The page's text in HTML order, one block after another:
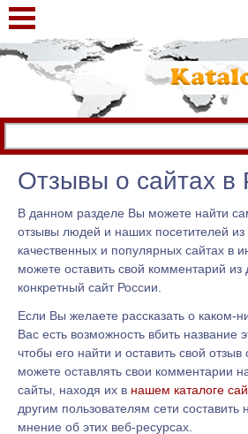
Отзывы о сайтах в
В данном разделе Вы можете найти
отзывы людей и наших посетителей из
качественных и популярных сайтах в
можете оставить свой комментарий из
конкретный сайт России.
Если Вы желаете рассказать о каком-
Вас есть возможность вбить название
чтобы его найти и оставить свой
можете оставлять свои комментарии
сайты, находя их в нашем каталоге
другим пользователям сети составить
мнение об этих веб-ресурсах.